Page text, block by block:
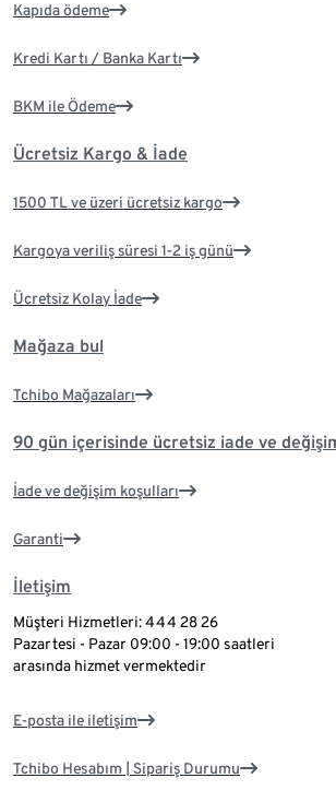
Kapıda ödeme
Kredi Kartı / Banka Kartı
BKM ile Ödeme
Ücretsiz Kargo & İade
1500 TL ve üzeri ücretsiz kargo
Kargoya veriliş süresi 1-2 iş günü
Ücretsiz Kolay İade
Mağaza bul
Tchibo Mağazaları
90 gün içerisinde ücretsiz iade ve
İade ve değişim koşulları
Garanti
İletişim
Müşteri Hizmetleri: 444 28 26
Pazartesi - Pazar 09:00 - 19:00 saatleri
arasında hizmet vermektedir
E-posta ile iletişim
Tchibo Hesabım | Sipariş Durumu